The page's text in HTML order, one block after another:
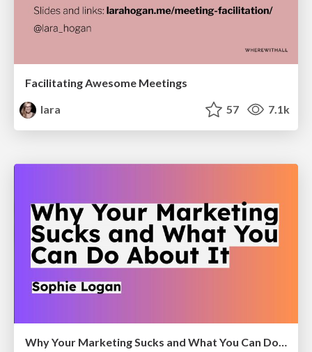
Facilitating Awesome Meetings
lara
57 7.1k
Why Your Marketing Sucks and What You Can Do About It - Sophie Logan